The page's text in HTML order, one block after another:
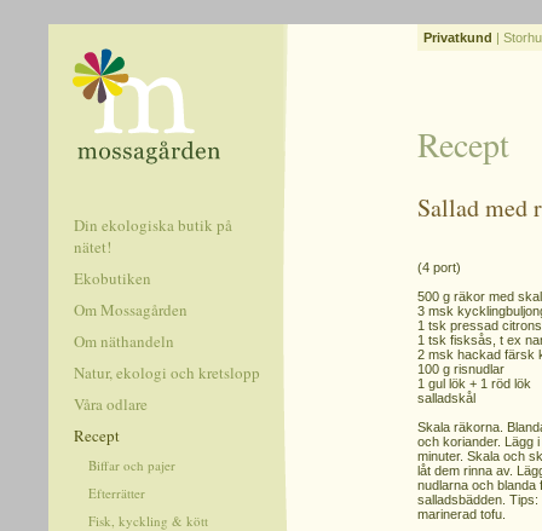
Din ekologiska butik på
nätet!
Ekobutiken
Om Mossagården
Om näthandeln
Natur, ekologi och kretslopp
Våra odlare
Recept
Biffar och pajer
Efterrätter
Fisk, kyckling & kött
Privatkund |
Recept
Sallad med
(4 port)
500 g räkor med skal
3 msk
1 tsk pressad
1 tsk fisksås, t ex
2 msk hackad färsk
100 g risnudlar
1 gul lök + 1 röd lök
salladskål
Skala räkorna.
och koriander. Lägg
minuter. Skala och
låt dem rinna av.
nudlarna och blanda
salladsbädden.
marinerad tofu.